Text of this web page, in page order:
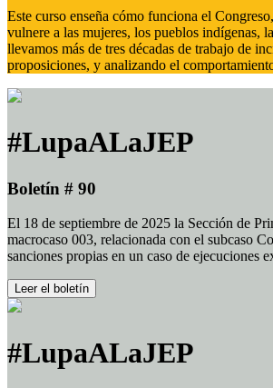
Este curso enseña cómo funciona el
vulnere a las mujeres, los pueblos indígenas,
llevamos más de tres décadas de trabajo de
proposiciones, y analizando el
#LupaALaJEP
Boletín # 90
El 18 de septiembre de 2025 la Sección de
macrocaso 003, relacionada con el subcaso
sanciones propias en un caso de ejecuciones
Leer el boletín
#LupaALaJEP